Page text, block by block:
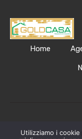
Home
Golda Casa ©
Utilizziamo i